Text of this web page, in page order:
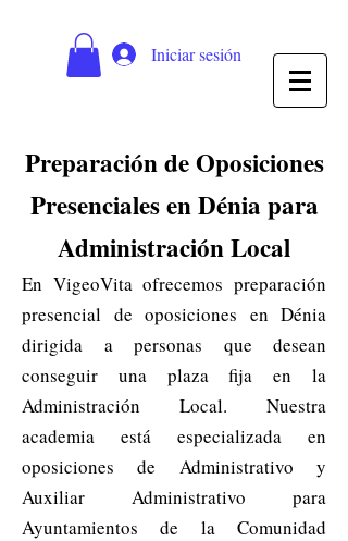
Iniciar sesión
Preparación de Oposiciones
Presenciales en Dénia para
Administración Local
En VigeoVita ofrecemos preparación
presencial de oposiciones en Dénia
dirigida a personas que desean
conseguir una plaza fija en la
Administración Local. Nuestra
academia está especializada en
oposiciones de Administrativo y
Auxiliar Administrativo para
Ayuntamientos de la Comunidad